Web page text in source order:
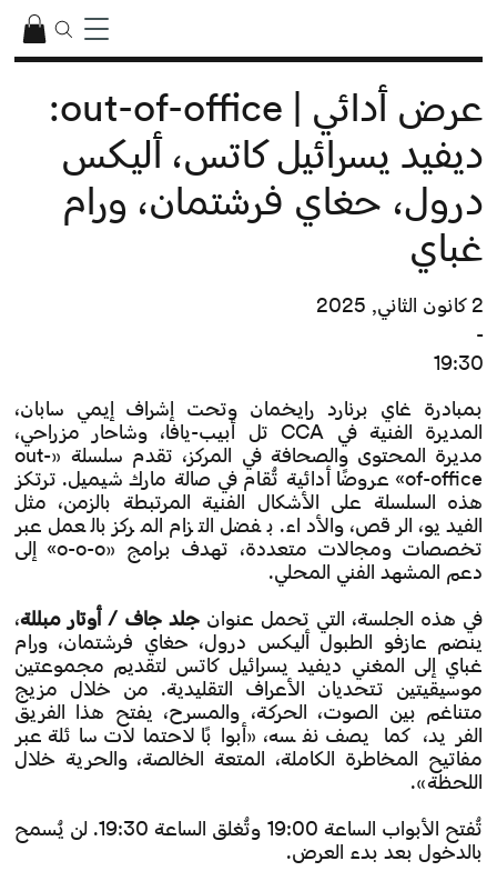
بمبادرة غاي برنارد رايخمان وتحت إشراف إيمي سابان،
المديرة الفنية في CCA تل أبيب-يافا، وشاحار مزراحي،
مديرة المحتوى والصحافة في المركز، تقدم سلسلة «out-
of-office» عروضًا أدائية تُقام في صالة مارك شيميل. ترتكز
هذه السلسلة على الأشكال الفنية المرتبطة بالزمن، مثل
الفيديو، الرقص، والأداء. بفضل التزام المركز بالعمل عبر
تخصصات ومجالات متعددة، تهدف برامج «o-o-o» إلى
دعم المشهد الفني المحلي.
في هذه الجلسة، التي تحمل عنوانجلد جاف / أوتار مبللة،
ينضم عازفو الطبول أليكس درول، حغاي فرشتمان، ورام
غباي إلى المغني ديفيد يسرائيل كاتس لتقديم مجموعتين
موسيقيتين تتحديان الأعراف التقليدية. من خلال مزيج
متناغم بين الصوت، الحركة، والمسرح، يفتح هذا الفريق
الفريد، كما يصف نفسه، «أبوابًا لاحتمالات سائلة عبر
مفاتيح المخاطرة الكاملة، المتعة الخالصة، والحرية خلال
اللحظة».
تُفتح الأبواب الساعة 19:00 وتُغلق الساعة 19:30. لن يُسمح
بالدخول بعد بدء العرض.
عرض أدائي | out-of-office:
ديفيد يسرائيل كاتس، أليكس
درول، حغاي فرشتمان، ورام
غباي
2 كانون الثاني, 2025
-
19:30